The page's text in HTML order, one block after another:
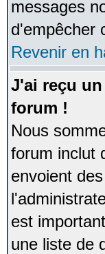
messages
d'empêcher
Revenir en
J'ai reçu
forum !
Nous
forum inclut
envoient
est
une liste de